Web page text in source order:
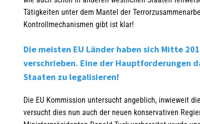
Tätigkeiten unter dem Mantel der
Kontrollmechanismen gibt ist klar!
Die meisten EU Länder haben sich Mitte
verschrieben. Eine der Hauptforderungen
Staaten zu legalisieren!
Die EU Kommission untersucht angeblich, inwieweit
versucht dies nun auch der neuen konservativen